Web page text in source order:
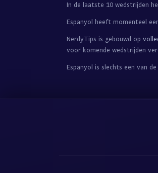
In de laatste 10 wedstrijden
Espanyol heeft momenteel
NerdyTips is gebouwd op
voor komende wedstrijden
Espanyol is slechts een van